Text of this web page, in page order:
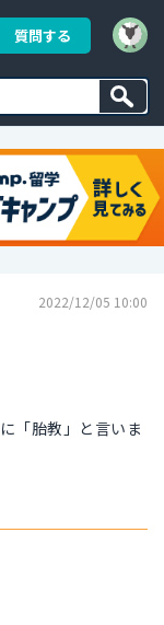
質問する
2022/12/05 10:00
「胎教」と言いま